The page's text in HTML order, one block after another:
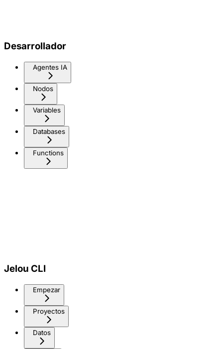
Desarrollador
Agentes IA
Nodos
Variables
Databases
Functions
Jelou CLI
Empezar
Proyectos
Datos